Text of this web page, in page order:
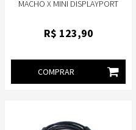
MACHO X MINI DISPLAYPORT
R$ 123,90
COMPRAR